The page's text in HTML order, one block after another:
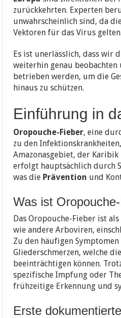
zurückkehrten. Experten
unwahrscheinlich sind, da
Vektoren für das Virus gelten.
Es ist unerlässlich, dass wir
weiterhin genau beobachten
betrieben werden, um die
hinaus zu schützen.
Einführung in
Oropouche-Fieber, eine
zu den
Amazonasgebiet, der
erfolgt hauptsächlich durch
was die Prävention und
Was ist
Das Oropouche-Fieber ist
wie andere Arboviren,
Zu den häufigen
Gliederschmerzen, welche
beeinträchtigen können.
spezifische Impfung oder
frühzeitige Erkennung und
Erste